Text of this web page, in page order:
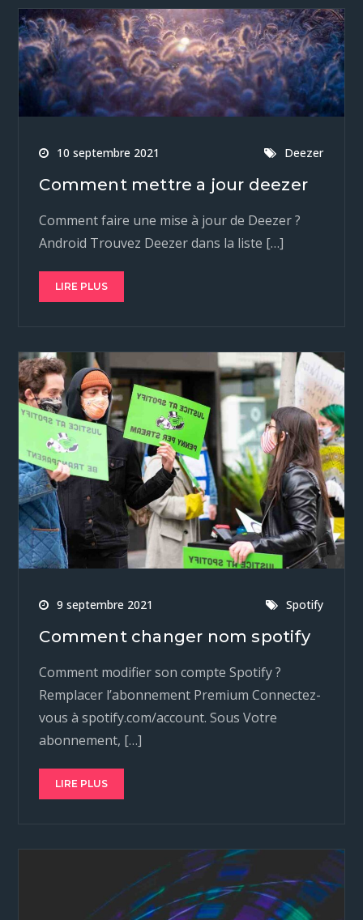
10 septembre 2021 Deezer
Comment mettre a jour deezer
Comment faire une mise à jour de Deezer ?
Android Trouvez Deezer dans la liste […]
LIRE PLUS
9 septembre 2021 Spotify
Comment changer nom spotify
Comment modifier son compte Spotify ?
Remplacer l’abonnement Premium Connectez-
vous à spotify.com/account. Sous Votre
abonnement, […]
LIRE PLUS